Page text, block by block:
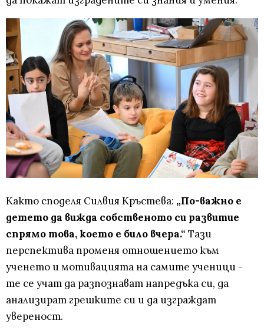
Както споделя Силвия Кръстева: „По-важно е
детето да вижда собственото си развитие
спрямо това, което е било вчера.“ Тази
перспектива променя отношението към
ученето и мотивацията на самите ученици -
те се учат да разпознават напредъка си, да
анализират грешките си и да изграждат
увереност.